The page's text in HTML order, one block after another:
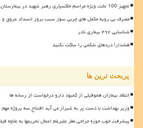
تجهیز 100 تخت ویژه مراسم خاکسپاری رهبر شهید در بیمارستان صحرایی مصلی به علاوه فیلم
مصرف بی رویه مکمل های چربی سوز سبب بروز انسداد عروق
شناسایی ۴۹۲ بیماری نادر
هشدار! دردهای شکمی را ساکت نکنید
پربحث ترین ها
انتقاد بیماران هموفیلی از کمبود دارو درخواست از رسانه ها
وزیر بهداشت با دست پر به شیراز می آید افتتاح سه پروژه
پیشرفت خوب حوزه جراحی مغز علیرغم اعمال تحریمها به علاوه